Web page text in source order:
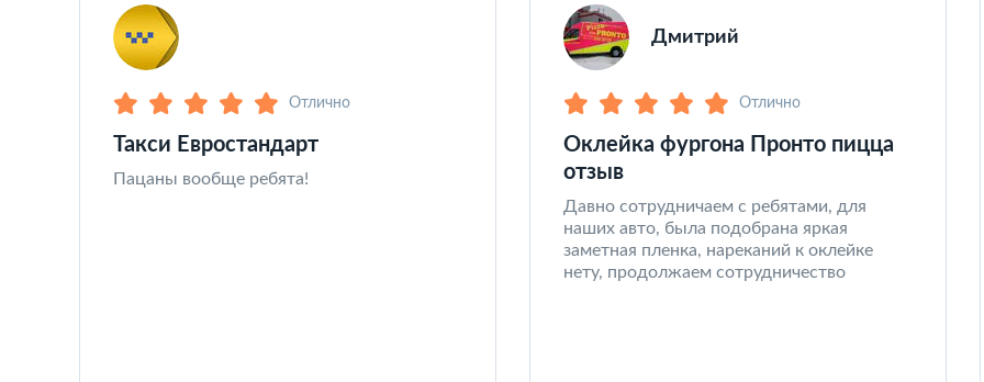
Отлично
Такси Евростандарт
Пацаны вообще ребята!
Дмитрий
Отлично
Оклейка фургона Пронто пицца
отзыв
Давно сотрудничаем с ребятами, для
наших авто, была подобрана яркая
заметная пленка, нареканий к оклейке
нету, продолжаем сотрудничество